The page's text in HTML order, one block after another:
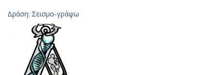
Δράση: Σεισμο-γράφω